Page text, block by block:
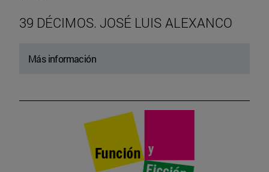
39 DÉCIMOS. JOSÉ LUIS ALEXANCO
Más información